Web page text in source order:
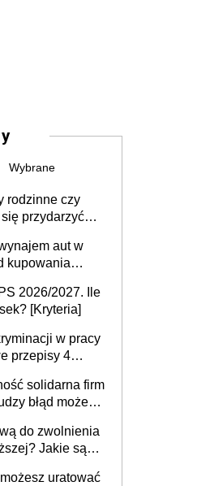
Wybrane
rodzinne czy
przydarzyć
aut w
kupowania
2026/2027. Ile
[Kryteria]
w pracy
przepisy 4
solidarna firm
błąd może
do zwolnienia
Jakie są
uratować